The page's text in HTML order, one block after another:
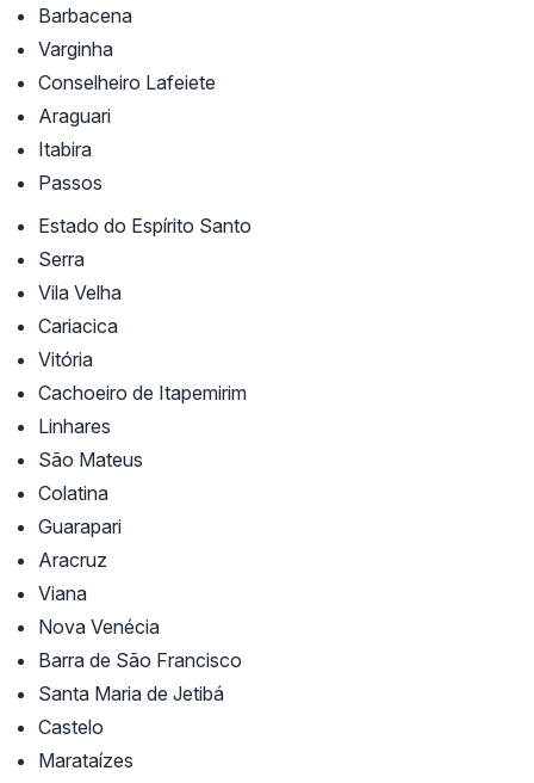
Barbacena
Varginha
Conselheiro Lafeiete
Araguari
Itabira
Passos
Estado do Espírito Santo
Serra
Vila Velha
Cariacica
Vitória
Cachoeiro de Itapemirim
Linhares
São Mateus
Colatina
Guarapari
Aracruz
Viana
Nova Venécia
Barra de São Francisco
Santa Maria de Jetibá
Castelo
Marataízes